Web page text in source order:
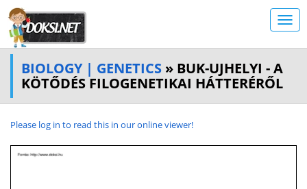
BIOLOGY | GENETICS » BUK-UJHELYI - A
KÖTŐDÉS FILOGENETIKAI HÁTTERÉRŐL
Please log in to read this in our online viewer!